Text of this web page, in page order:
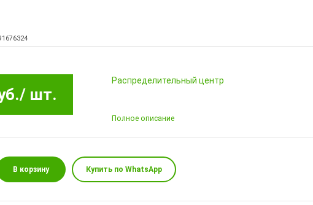
/ шт.
Pаспределительный центр
Полное описание
В корзину Купить по WhatsApp